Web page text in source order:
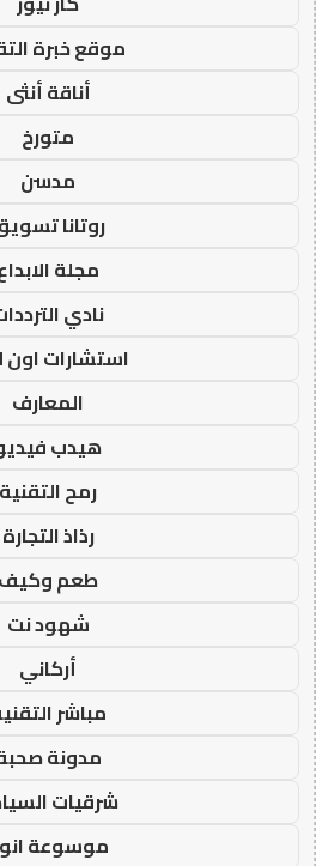
موقع خبرة
أناقة أنثى
متورخ
مدسن
روتانا
مجلة
نادي
استشارات اون
المعارف
هيدب
رمح التقنية
رذاذ التجارة
طعم وكيف
شهود نت
أركاني
مباشر
مدونة
شرقيات
موسوعة